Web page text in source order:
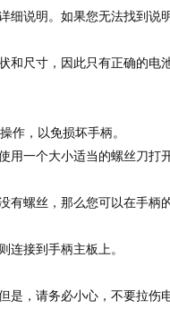
说明。如果您无法找到说
尺寸，因此只有正确的电
，以免损坏手柄。
一个大小适当的螺丝刀打
螺丝，那么您可以在手柄
接到手柄主板上。
，请务必小心，不要拉伤